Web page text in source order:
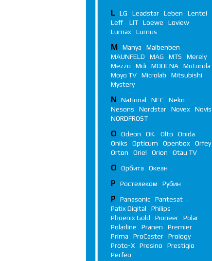
L LG Leadstar Leben
Lentel
Leff
LIT Loewe
Loview
Lumax
Lumus
M Manya
Maibenben
MAUNFELD
MAG MTS
Merely
Mezzo
Mdi MODENA
Motorola
Moyo TV
Microlab
Mitsubishi
Mystery
N National NEC
Neko
Nesons
Nordstar Novex
Novis
NORDFROST
O Odeon OK. Olto
Onida
Oniks
Opticum Openbox
Orfey
Orton
Oriel Orion Otau TV
О Орбита Океан
Р Ростелеком Рубин
P Panasonic
Pantesat
Patix Digital
Philips
Phoenix Gold
Pioneer
Polar
Polarline
Pranen
Premier
Prima
ProCaster
Prology
Proto-X
Presino
Prestigio
Perfeo